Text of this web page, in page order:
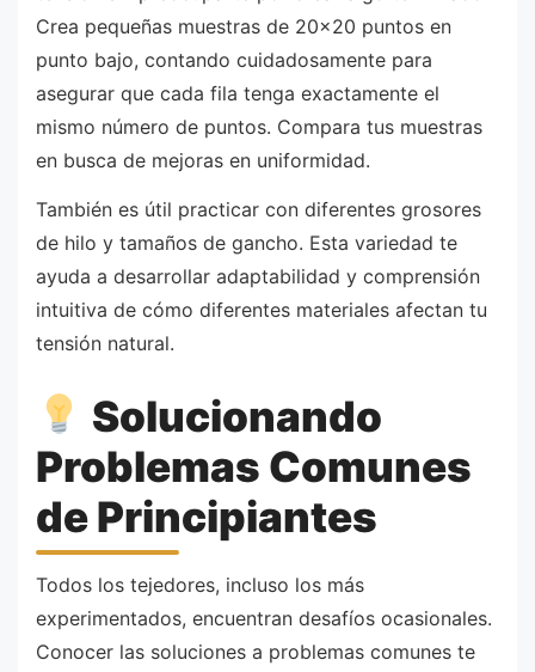
Crea pequeñas muestras de 20×20 puntos en
punto bajo, contando cuidadosamente para
asegurar que cada fila tenga exactamente el
mismo número de puntos. Compara tus muestras
en busca de mejoras en uniformidad.
También es útil practicar con diferentes grosores
de hilo y tamaños de gancho. Esta variedad te
ayuda a desarrollar adaptabilidad y comprensión
intuitiva de cómo diferentes materiales afectan tu
tensión natural.
Solucionando
Problemas Comunes
de Principiantes
Todos los tejedores, incluso los más
experimentados, encuentran desafíos ocasionales.
Conocer las soluciones a problemas comunes te